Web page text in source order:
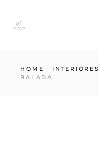
HOME INTERIORES
BALADA.